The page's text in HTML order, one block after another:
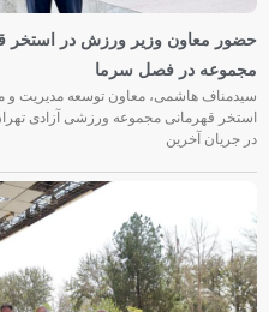
حضور معاون وزیر ورزش در استخر
مجموعه در فصل سرما
سیدمناف هاشمی، معاون توسعه مدیریت و
استخر قهرمانی مجموعه ورزشی آزادی
در جریان آخرین